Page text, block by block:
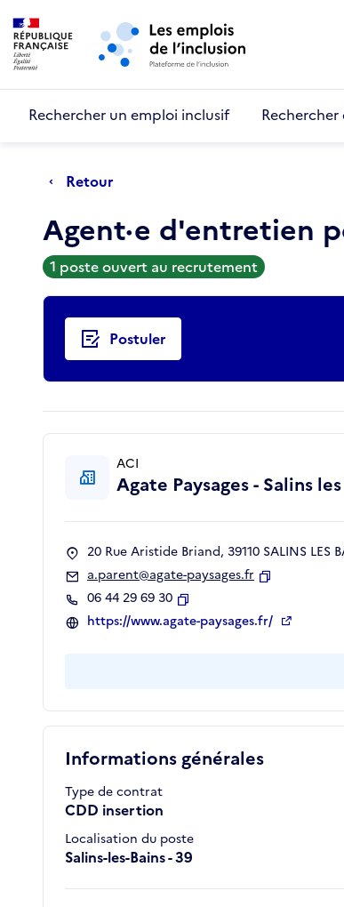
Aller au menu principal
Rechercher un emploi inclusif
Retour
Agent·e d'entretien
1 poste ouvert au recrutement
Actions rapides
Postuler
Informations générales
Type de contrat
CDD insertion
Localisation du poste
Salins-les-Bains - 39
ACI
Agate Paysages - Salins
20 Rue Aristide Briand, 39110 SALINS LES
a.parent@agate-paysages.fr
06 44 29 69 30
Copier
https://www.agate-paysages.fr/